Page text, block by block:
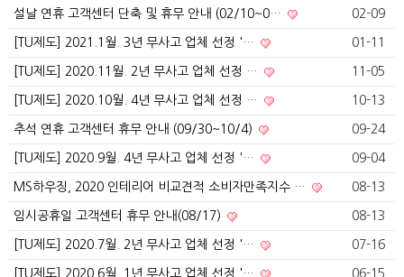
설날 연휴 고객센터 단축 및 휴무 안내 (02/10~0… 02-09
[TU제도] 2021.1월. 3년 무사고 업체 선정 '… 01-11
[TU제도] 2020.11월. 2년 무사고 업체 선정 … 11-05
[TU제도] 2020.10월. 4년 무사고 업체 선정 … 10-13
추석 연휴 고객센터 휴무 안내 (09/30~10/4) 09-24
[TU제도] 2020.9월. 4년 무사고 업체 선정 '… 09-04
MS하우징, 2020 인테리어 비교견적 소비자만족지수 … 08-13
임시공휴일 고객센터 휴무 안내(08/17) 08-13
[TU제도] 2020.7월. 2년 무사고 업체 선정 '… 07-16
[TU제도] 2020.6월. 1년 무사고 업체 선정 '… 06-15